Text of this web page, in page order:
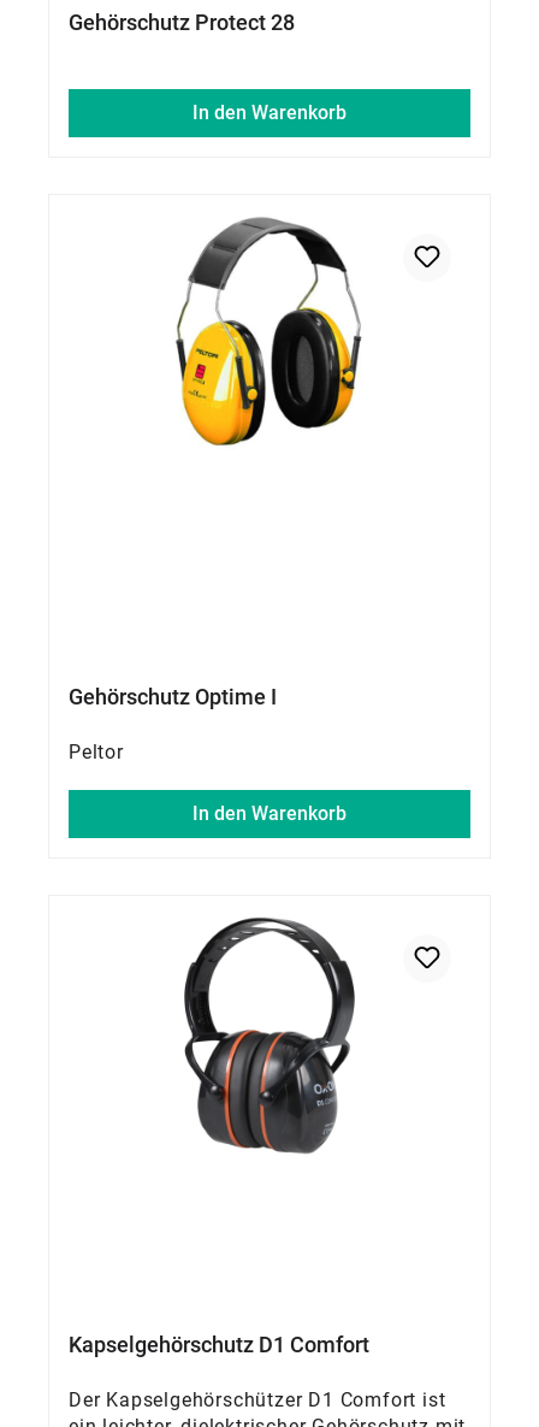
Gehörschutz Protect 28
In den Warenkorb
Gehörschutz Optime I
Peltor
In den Warenkorb
Kapselgehörschutz D1 Comfort
Der Kapselgehörschützer D1 Comfort ist